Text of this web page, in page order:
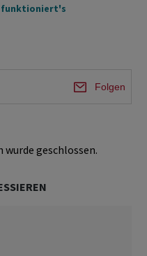
funktioniert's
Folgen
geschlossen.